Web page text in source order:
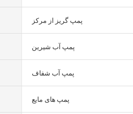
پمپ گریز از مرکز
پمپ آب شیرین
پمپ آب شفاف
پمپ های مایع